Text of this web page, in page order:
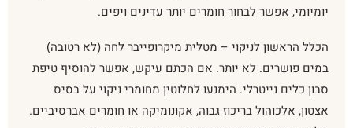
יומיומי, אפשר לבחור חומרים יותר עדינים ויפים.
הכלל הראשון לניקוי – מטלית מיקרופייבר לחה (לא רטובה)
במים פושרים. לא יותר. אם הכתם עיקש, אפשר להוסיף טיפת
סבון כלים נייטרלי. הימנעו לחלוטין מחומרי ניקוי על בסיס
אצטון, אלכוהול בריכוז גבוה, אקונומיקה או חומרים אברסיביים.